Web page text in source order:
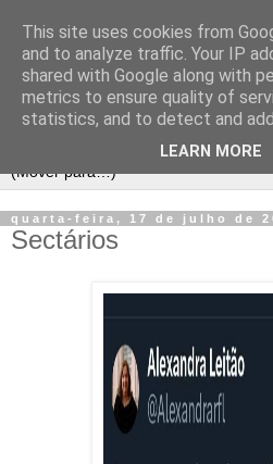
quarta-feira, 17 de julho de
Sectários
This site uses cookies from
and to analyze traffic. Your IP
shared with Google along with
metrics to ensure quality of
statistics, and to detect and
LEARN MORE